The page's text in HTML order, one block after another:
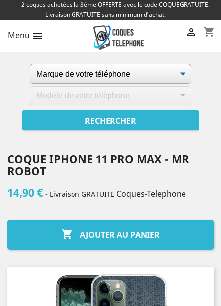
2 coques achetées la 3ème OFFERTE avec le code COQUEGRATUITE.
Livraison GRATUITE sans minimum d'achat.
Menu  shopping_cart

COQUE IPHONE 11 PRO MAX - MR
ROBOT
14,90 € - Livraison GRATUITE Coques-Telephone
 AJOUTER AU PANIER